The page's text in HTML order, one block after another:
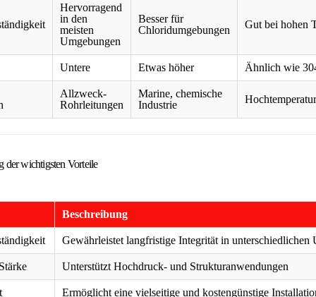
Hervorragend
in den
meisten
Umgebungen
Besser für
Chloridumgebungen
Gut bei hohen
Untere Etwas höher Ähnlich wie
Allzweck-
Rohrleitungen
Marine, chemische
Industrie
der wichtigsten Vorteile
Beschreibung
Gewährleistet langfristige Integrität in unterschiedlichen
Unterstützt Hochdruck- und Strukturanwendungen
Ermöglicht eine vielseitige und kostengünstige